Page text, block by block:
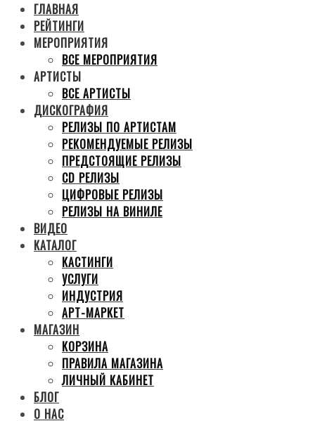
ГЛАВНАЯ
РЕЙТИНГИ
МЕРОПРИЯТИЯ
ВСЕ МЕРОПРИЯТИЯ
АРТИСТЫ
ВСЕ АРТИСТЫ
ДИСКОГРАФИЯ
РЕЛИЗЫ ПО АРТИСТАМ
РЕКОМЕНДУЕМЫЕ РЕЛИЗЫ
ПРЕДСТОЯЩИЕ РЕЛИЗЫ
CD РЕЛИЗЫ
ЦИФРОВЫЕ РЕЛИЗЫ
РЕЛИЗЫ НА ВИНИЛЕ
ВИДЕО
КАТАЛОГ
КАСТИНГИ
УСЛУГИ
ИНДУСТРИЯ
АРТ-МАРКЕТ
МАГАЗИН
КОРЗИНА
ПРАВИЛА МАГАЗИНА
ЛИЧНЫЙ КАБИНЕТ
БЛОГ
О НАС